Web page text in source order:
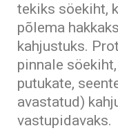
tekiks söekiht,
põlema
kahjustuks.
pinnale
putukate,
avastatud)
vastupidavaks.